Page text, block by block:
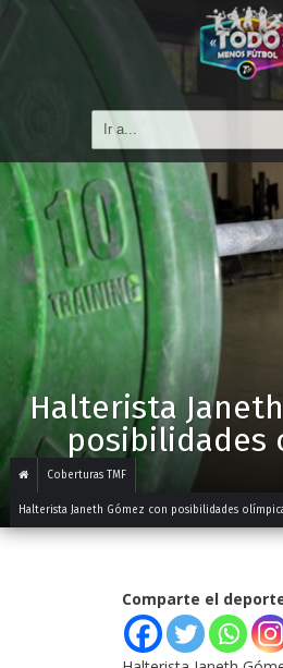
Halterista
posibilidades
Coberturas TMF
Halterista Janeth Gómez con posibilidades
Comparte el